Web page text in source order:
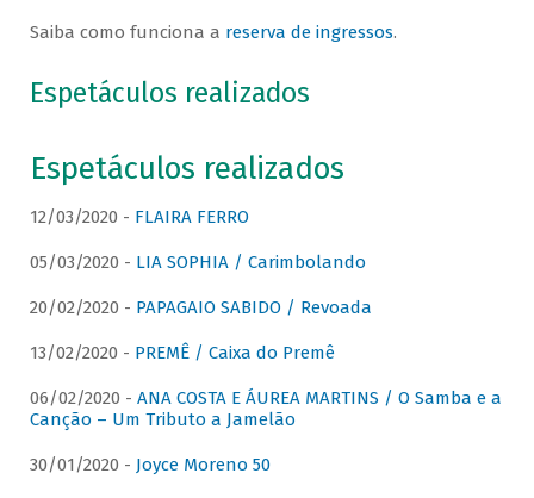
Saiba como funciona a reserva de ingressos.
Espetáculos realizados
Espetáculos realizados
12/03/2020 - FLAIRA FERRO
05/03/2020 - LIA SOPHIA / Carimbolando
20/02/2020 - PAPAGAIO SABIDO / Revoada
13/02/2020 - PREMÊ / Caixa do Premê
06/02/2020 - ANA COSTA E ÁUREA MARTINS / O Samba e a
Canção – Um Tributo a Jamelão
30/01/2020 - Joyce Moreno 50